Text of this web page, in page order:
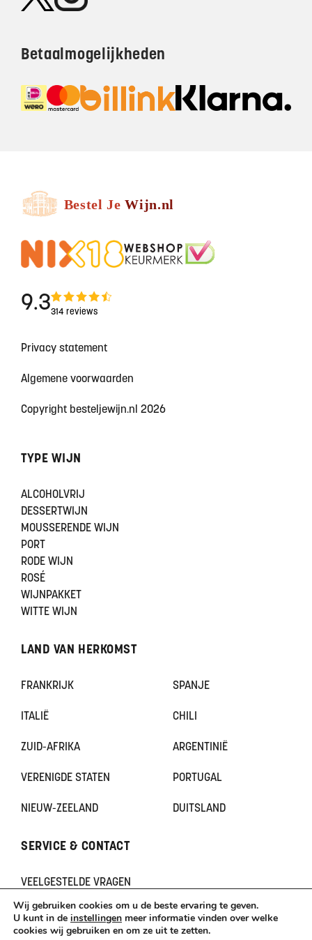
Betaalmogelijkheden
9.3314 reviews
Privacy statement
Algemene voorwaarden
Copyright besteljewijn.nl 2026
TYPE WIJN
ALCOHOLVRIJ
DESSERTWIJN
MOUSSERENDE WIJN
PORT
RODE WIJN
ROSÉ
WIJNPAKKET
WITTE WIJN
LAND VAN HERKOMST
FRANKRIJK SPANJE
ITALIË CHILI
ZUID-AFRIKA ARGENTINIË
VERENIGDE STATEN PORTUGAL
NIEUW-ZEELAND DUITSLAND
SERVICE & CONTACT
VEELGESTELDE VRAGEN
CONTACT
KLACHTEN
TERUGBETAAL- EN RETOURNERINGSBELEID
Wij gebruiken cookies om u de beste ervaring te geven.
U kunt in de instellingen meer informatie vinden over welke
cookies wij gebruiken en om ze uit te zetten.